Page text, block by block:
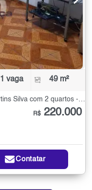
1 vaga 49 m²
R$ 220.000
Contatar